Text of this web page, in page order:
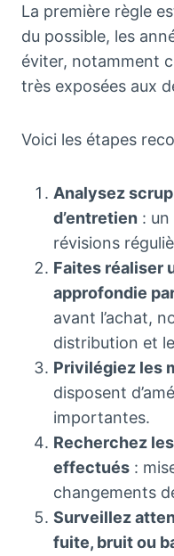
La première règle
du possible, les
éviter, notamment
très exposées aux
Voici les étapes
Analysez
d’entretien :
révisions
Faites réaliser
approfondie
avant l’achat,
distribution et
Privilégiez les
disposent
importantes.
Recherchez
effectués :
changements
Surveillez
fuite, bruit ou